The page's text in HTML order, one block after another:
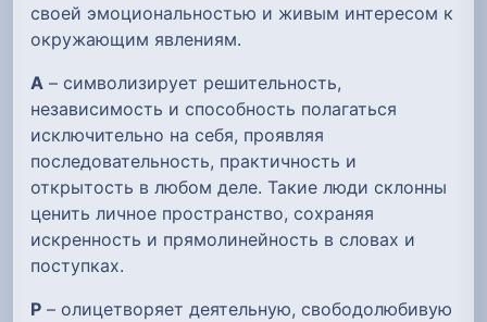
своей эмоциональностью и живым интересом к
окружающим явлениям.
А – символизирует решительность,
независимость и способность полагаться
исключительно на себя, проявляя
последовательность, практичность и
открытость в любом деле. Такие люди склонны
ценить личное пространство, сохраняя
искренность и прямолинейность в словах и
поступках.
Р – олицетворяет деятельную, свободолюбивую